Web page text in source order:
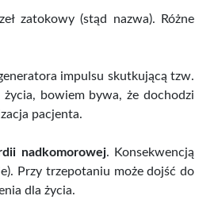
zatokowy (stąd nazwa). Różne
impulsu skutkującą tzw.
bowiem bywa, że dochodzi
pacjenta.
nadkomorowej. Konsekwencją
Przy trzepotaniu może dojść do
dla życia.